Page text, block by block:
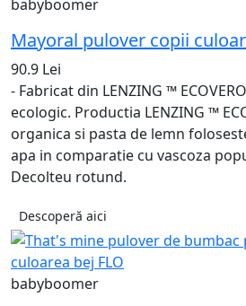
babyboomer
Mayoral pulover copii
90.9 Lei
- Fabricat din LENZING ™
ecologic. Productia LENZING ™
organica si pasta de lemn
apa in comparatie cu vascoza
Decolteu rotund.
Descoperă aici
babyboomer